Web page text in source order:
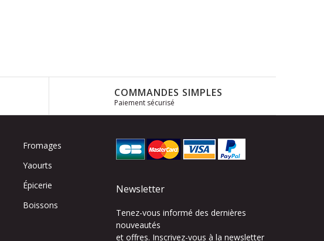
COMMANDES SIMPLES
Paiement sécurisé
Fromages
Yaourts
Épicerie
Boissons
Newsletter
Tenez-vous informé des dernières
nouveautés
et offres. Inscrivez-vous à la newsletter